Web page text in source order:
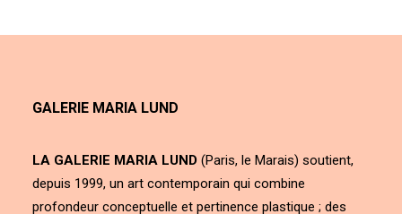
GALERIE MARIA LUND
LA GALERIE MARIA LUND (Paris, le Marais) soutient,
depuis 1999, un art contemporain qui combine
profondeur conceptuelle et pertinence plastique ; des